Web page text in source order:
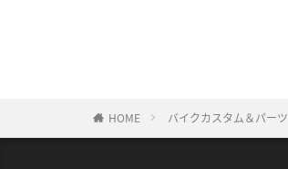
HOME バイクカスタム＆パーツ